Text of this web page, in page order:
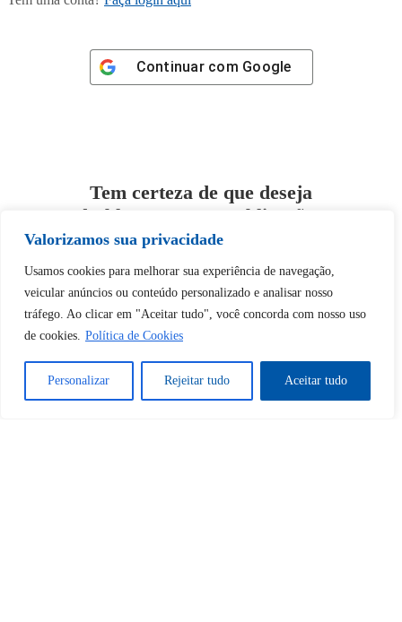
Valorizamos sua privacidade
Usamos cookies para melhorar sua experiência de navegação,
veicular anúncios ou conteúdo personalizado e analisar nosso
tráfego. Ao clicar em "Aceitar tudo", você concorda com nosso uso
de cookies. Política de Cookies
Personalizar Rejeitar tudo Aceitar tudo
Continuar com Google
Tem certeza de que deseja
desbloquear esta publicação?
Desbloquear esquerda : 0
Sim Não